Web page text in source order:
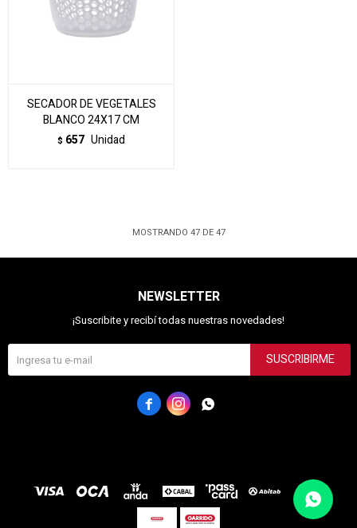
SECADOR DE VEGETALES
BLANCO 24X17 CM
$ 657 Unidad
MOSTRANDO 47DE47
NEWSLETTER
¡Suscribite y recibí todas nuestras novedades!
SUSCRIBIRME
  